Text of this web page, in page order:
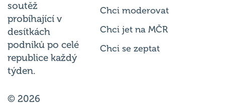
soutěž
probíhající v
desítkách
podniků po celé
republice každý
týden.
© 2026
Chci moderovat
Chci jet na MČR
Chci se zeptat